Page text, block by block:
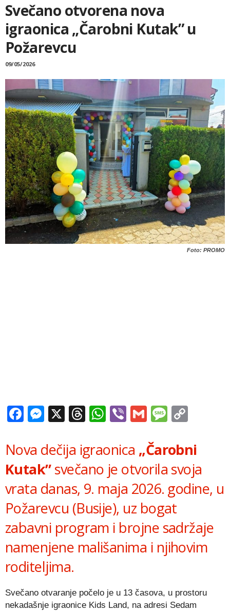
Svečano otvorena nova
igraonica „Čarobni Kutak” u
Požarevcu
09/05/2026
Foto: PROMO
Facebook
Messenger
X Threads
WhatsApp
ViberGmail
Nova dečija igraonica „Čarobni
Kutak”svečano je otvorila svoja
vrata danas, 9. maja 2026. godine, u
Požarevcu (Busije), uz bogat
zabavni program i brojne sadržaje
namenjene mališanima i njihovim
roditeljima.
Svečano otvaranje počelo je u 13 časova, u prostoru
nekadašnje igraonice Kids Land, na adresi Sedam